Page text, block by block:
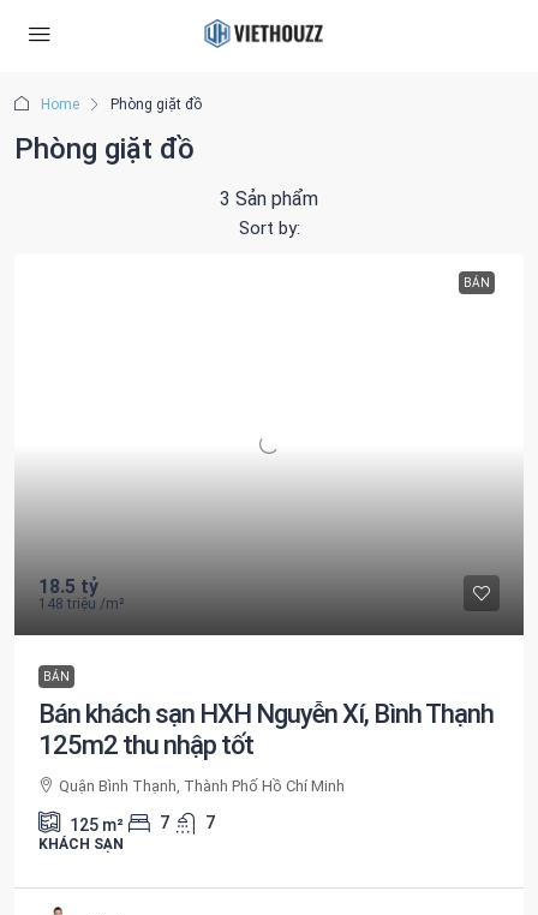
Home Phòng giặt đồ
Phòng giặt đồ
3 Sản phẩm
Sort by:
BÁN
18.5 tỷ
148 triệu /m²
BÁN
Bán khách sạn HXH Nguyễn Xí, Bình Thạnh
125m2 thu nhập tốt
Quận Bình Thạnh, Thành Phố Hồ Chí Minh
125 m² 7 7
KHÁCH SẠN